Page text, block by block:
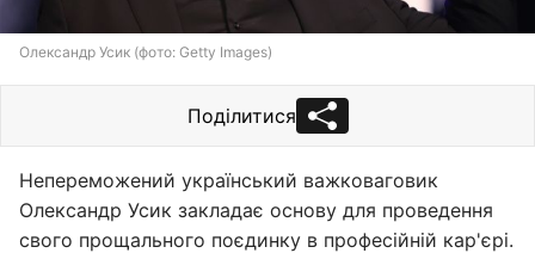
Олександр Усик (фото: Getty Images)
Поділитися
Непереможений український важковаговик
Олександр Усик закладає основу для проведення
свого прощального поєдинку в професійній кар'єрі.